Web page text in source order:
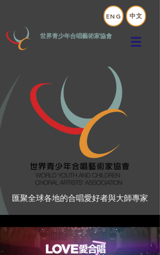
ENG 中文
世界青少年合唱藝術家協會
匯聚全球各地的合唱愛好者與大師專家